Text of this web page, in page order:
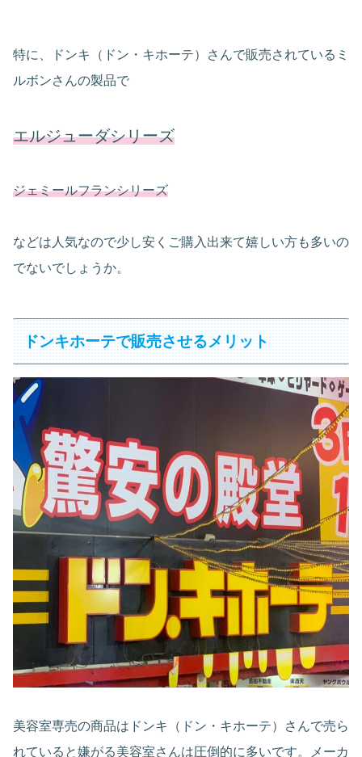
特に、ドンキ（ドン・キホーテ）さんで販売されているミ
ルボンさんの製品で
エルジューダシリーズ
ジェミールフランシリーズ
などは人気なので少し安くご購入出来て嬉しい方も多いの
でないでしょうか。
ドンキホーテで販売させるメリット
美容室専売の商品はドンキ（ドン・キホーテ）さんで売ら
れていると嫌がる美容室さんは圧倒的に多いです。メーカ